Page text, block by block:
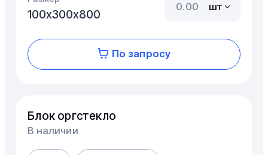
100х300х800
шт
По запросу
Блок оргстекло
В наличии